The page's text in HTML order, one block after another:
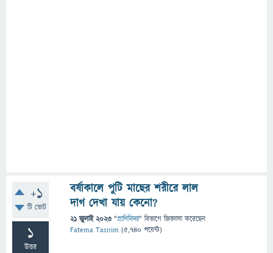
+1
টি ভোট
1
উত্তর
বর্ষাকালে পুটি মাছের শরীরে লাল
দাগ দেখা যায় কেনো?
21 জুলাই 2023 "প্রাণিবিদ্যা" বিভাগে জিজ্ঞাসাকরেছেন
Fatema Tasnim (5,740 পয়েন্ট)